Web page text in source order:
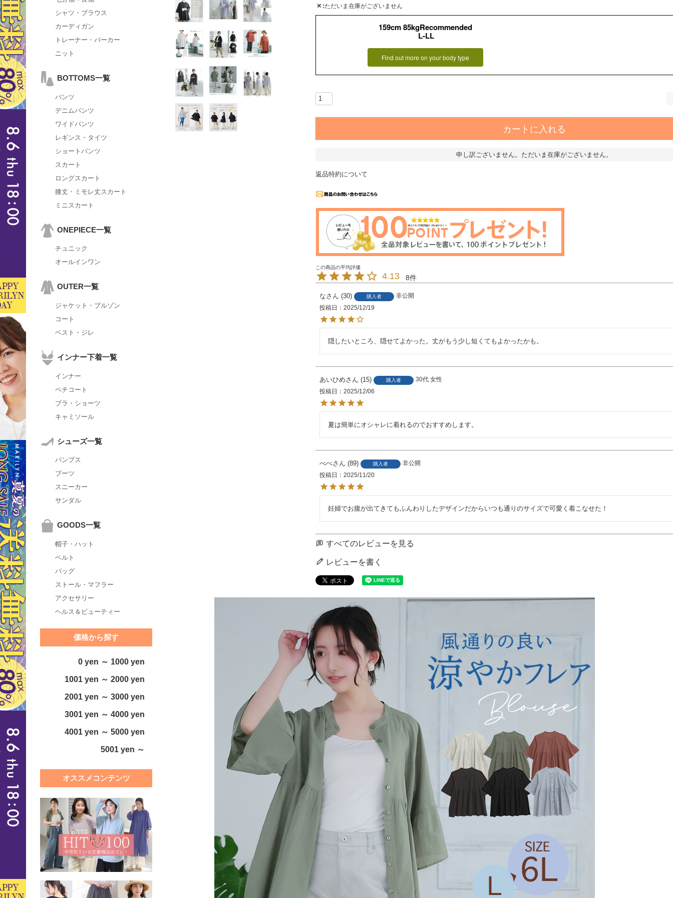
シャツ・ブラウス
カーディガン
トレーナー・パーカー
ニット
BOTTOMS一覧
パンツ
デニムパンツ
ワイドパンツ
レギンス・タイツ
ショートパンツ
スカート
ロングスカート
膝丈・ミモレ丈スカート
ミニスカート
ONEPIECE一覧
チュニック
オールインワン
OUTER一覧
ジャケット・ブルゾン
コート
ベスト・ジレ
インナー下着一覧
インナー
ペチコート
ブラ・ショーツ
キャミソール
シューズ一覧
パンプス
ブーツ
スニーカー
サンダル
GOODS一覧
帽子・ハット
ベルト
バッグ
ストール・マフラー
アクセサリー
ヘルス＆ビューティー
価格から探す
0 yen ～ 1000 yen
1001 yen ～ 2000 yen
2001 yen ～ 3000 yen
3001 yen ～ 4000 yen
4001 yen ～ 5000 yen
5001 yen ～
オススメコンテンツ
✕ ただいま在庫がございません
159cm 85kgRecommended
L-LL
Find out more on your body type
カートに入れる
申し訳ございません。ただいま在庫がございません。
返品特約について
4.13 8
な 30 購入者
非公開
投稿日
2025/12/19
隠したいところ、隠せてよかった。丈がもう少し短くてもよかったかも。
あいひめ 15 購入者 30代 女性
投稿日
2025/12/06
夏は簡単にオシャレに着れるのでおすすめします。
べべ 89 購入者
非公開
投稿日
2025/11/20
妊婦でお腹が出てきてもふんわりしたデザインだからいつも通りのサイズで可愛く着こなせた！
すべてのレビューを見る
レビューを書く